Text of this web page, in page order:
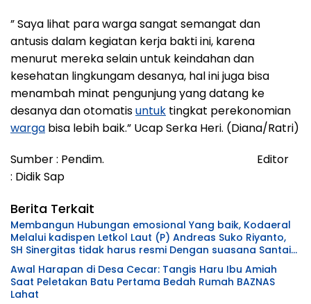
” Saya lihat para warga sangat semangat dan
antusis dalam kegiatan kerja bakti ini, karena
menurut mereka selain untuk keindahan dan
kesehatan lingkungam desanya, hal ini juga bisa
menambah minat pengunjung yang datang ke
desanya dan otomatisuntuk tingkat perekonomian
warga bisa lebih baik.” Ucap Serka Heri. (Diana/Ratri)
Sumber : Pendim. Editor
: Didik Sap
Berita Terkait
Membangun Hubungan emosional Yang baik, Kodaeral
Melalui kadispen Letkol Laut (P) Andreas Suko Riyanto,
SH Sinergitas tidak harus resmi Dengan suasana Santai
lebih Dekat Dan Harmonis.
Awal Harapan di Desa Cecar: Tangis Haru Ibu Amiah
Saat Peletakan Batu Pertama Bedah Rumah BAZNAS
Lahat